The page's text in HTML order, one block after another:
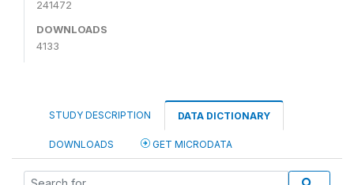
241472
DOWNLOADS
4133
STUDY DESCRIPTION DATA DICTIONARY
DOWNLOADS GET MICRODATA